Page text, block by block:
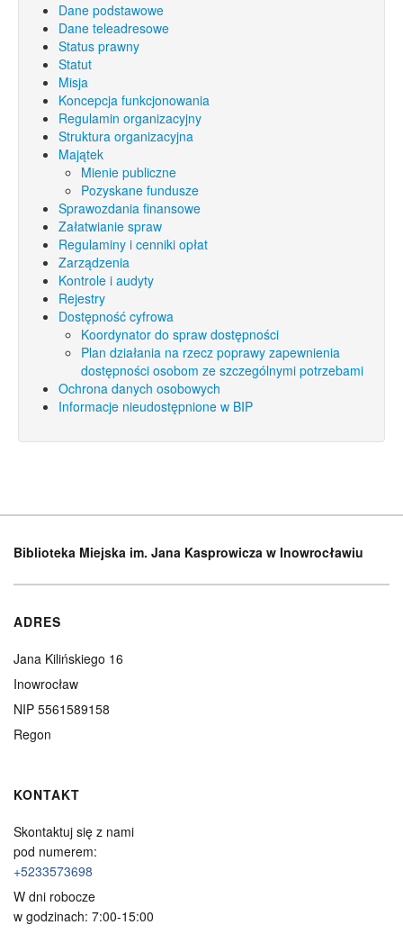
Dane podstawowe
Dane teleadresowe
Status prawny
Statut
Misja
Koncepcja funkcjonowania
Regulamin organizacyjny
Struktura organizacyjna
Majątek
Mienie publiczne
Pozyskane fundusze
Sprawozdania finansowe
Załatwianie spraw
Regulaminy i cenniki opłat
Zarządzenia
Kontrole i audyty
Rejestry
Dostępność cyfrowa
Koordynator do spraw dostępności
Plan działania na rzecz poprawy zapewnienia
dostępności osobom ze szczególnymi potrzebami
Ochrona danych osobowych
Informacje nieudostępnione w BIP
Biblioteka Miejska im. Jana Kasprowicza w Inowrocławiu
ADRES
Jana Kilińskiego 16
Inowrocław
NIP 5561589158
Regon
KONTAKT
Skontaktuj się z nami
pod numerem:
+5233573698
W dni robocze
w godzinach: 7:00-15:00